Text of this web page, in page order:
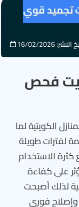
تجميد قوي
16/02/2026
فحص
الكويتية لما
لفترات طويلة
الاستخدام
على كفاءة
لذلك أصبحت
فوري